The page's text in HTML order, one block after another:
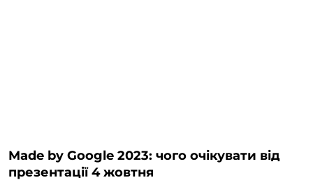
Made by Google 2023: чого очікувати від
презентації 4 жовтня